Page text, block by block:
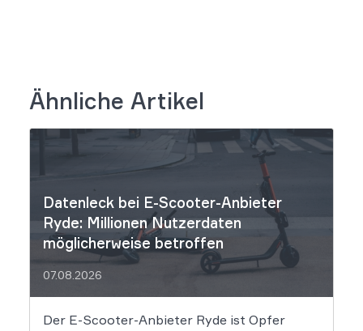
Ähnliche Artikel
Datenleck bei E-Scooter-Anbieter
Ryde: Millionen Nutzerdaten
möglicherweise betroffen
07.08.2026
Der E-Scooter-Anbieter Ryde ist Opfer